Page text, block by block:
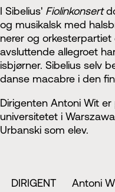
I Sibelius' Fiolinkonsert
og musikalsk med
nerer og
avsluttende allegroet
isbjørner. Sibelius selv
danse macabre i den
Dirigenten Antoni Wit
universitetet i
Urbanski som elev.
DIRIGENT
Antoni